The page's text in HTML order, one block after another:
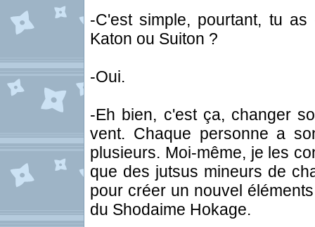
-C'est simple, pourtant, tu
Katon ou Suiton ?
-Oui.
-Eh bien, c'est ça, changer
vent. Chaque personne a
plusieurs. Moi-même, je les
que des jutsus mineurs de
pour créer un nouvel
du Shodaime Hokage.